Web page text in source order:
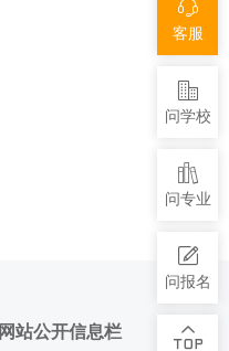
网站公开信息栏
客服
问学校
问专业
问报名